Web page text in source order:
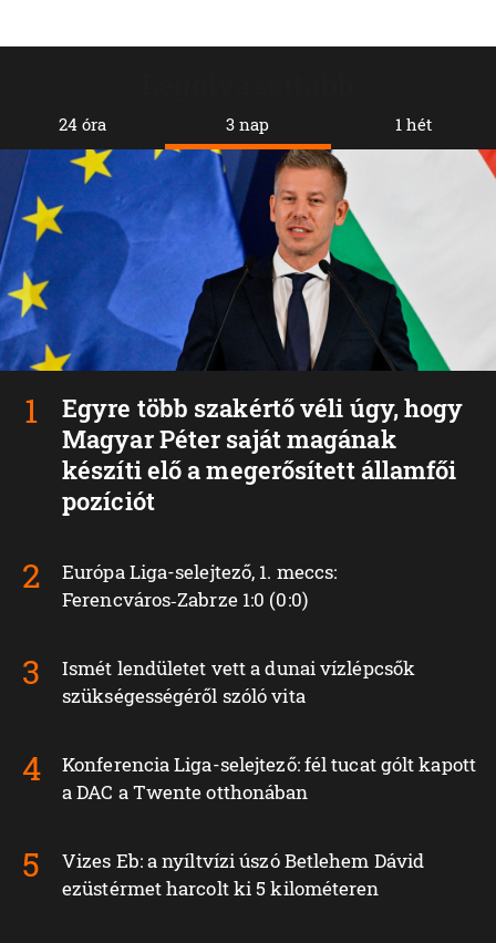
24 óra 3 nap
Egyre több szakértő véli úgy, hogy
Magyar Péter saját magának
készíti elő a megerősített államfői
pozíciót
Európa Liga-selejtező, 1. meccs:
Ferencváros‑Zabrze 1:0 (0:0)
Ismét lendületet vett a dunai vízlépcsők
szükségességéről szóló vita
Konferencia Liga-selejtező: fél tucat gólt kapott
a DAC a Twente otthonában
Vizes Eb: a nyíltvízi úszó Betlehem Dávid
ezüstérmet harcolt ki 5 kilométeren
1 hét